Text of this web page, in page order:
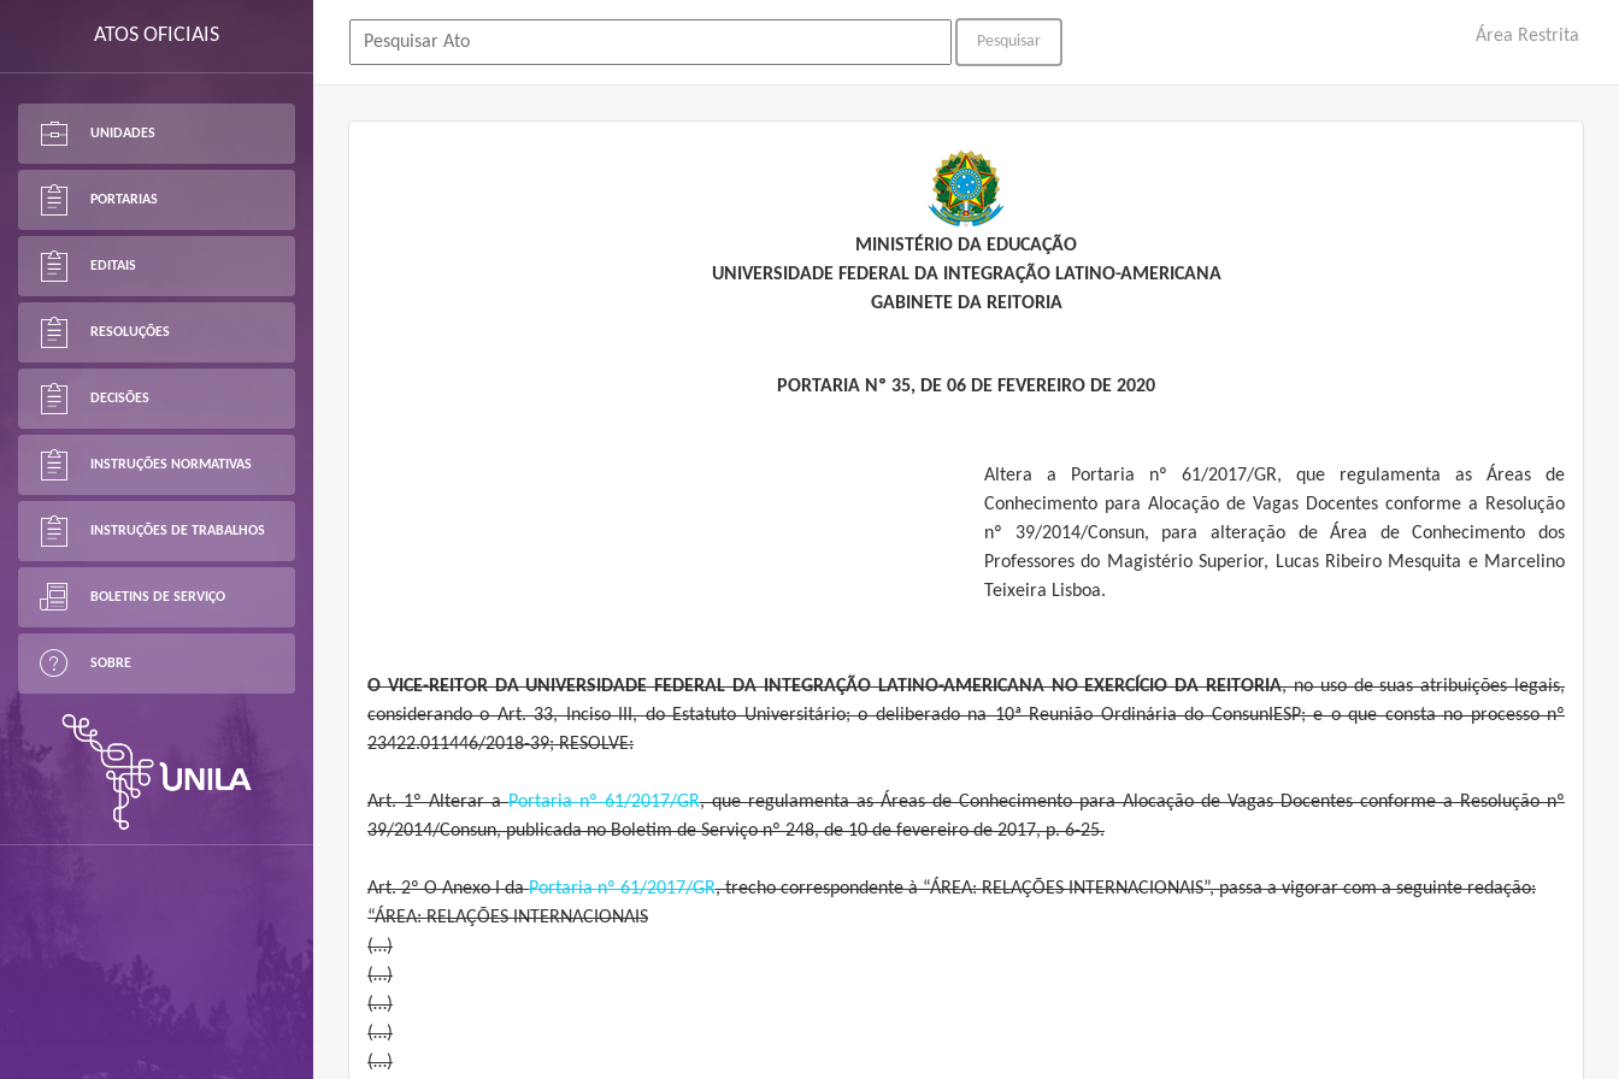
ATOS OFICIAIS
UNIDADES
PORTARIAS
EDITAIS
RESOLUÇÕES
DECISÕES
INSTRUÇÕES NORMATIVAS
INSTRUÇÕES DE TRABALHOS
BOLETINS DE SERVIÇO
SOBRE
Área Restrita
MINISTÉRIO DA EDUCAÇÃO
UNIVERSIDADE FEDERAL DA INTEGRAÇÃO LATINO-AMERICANA
GABINETE DA REITORIA
PORTARIA Nº 35, DE 06 DE FEVEREIRO DE 2020
Altera a Portaria nº 61/2017/GR, que regulamenta as Áreas de
Conhecimento para Alocação de Vagas Docentes conforme a Resolução
nº 39/2014/Consun, para alteração de Área de Conhecimento dos
Professores do Magistério Superior, Lucas Ribeiro Mesquita e Marcelino
Teixeira Lisboa.
O VICE-REITOR DA UNIVERSIDADE FEDERAL DA INTEGRAÇÃO LATINO-AMERICANA NO EXERCÍCIO DA REITORIA, no uso de suas atribuições legais,
considerando o Art. 33, Inciso III, do Estatuto Universitário; o deliberado na 10ª Reunião Ordinária do ConsunIESP; e o que consta no processo nº
23422.011446/2018-39; RESOLVE:
Art. 1º Alterar aPortaria nº 61/2017/GR, que regulamenta as Áreas de Conhecimento para Alocação de Vagas Docentes conforme a Resolução nº
39/2014/Consun, publicada no Boletim de Serviço nº 248, de 10 de fevereiro de 2017, p. 6-25.
Art. 2º O Anexo I daPortaria nº 61/2017/GR, trecho correspondente à “ÁREA: RELAÇÕES INTERNACIONAIS”, passa a vigorar com a seguinte redação:
“ÁREA: RELAÇÕES INTERNACIONAIS
(…)
(…)
(…)
(…)
(…)